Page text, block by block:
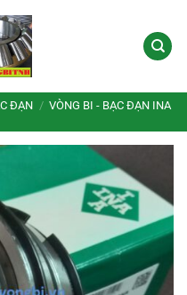
ĐẠN / VÒNG BI - BẠC ĐẠN INA